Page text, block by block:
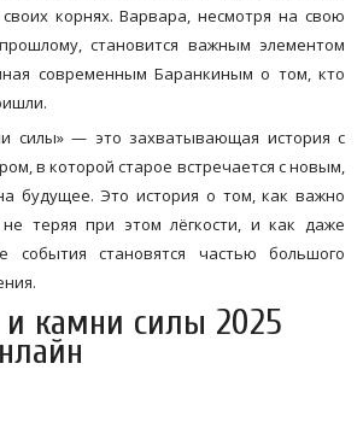
корнях. Варвара, несмотря на свою
становится важным элементом
современным Баранкиным о том, кто
силы» — это захватывающая история с
в которой старое встречается с новым,
будущее. Это история о том, как важно
теряя при этом лёгкости, и как даже
события становятся частью большого
камни силы 2025